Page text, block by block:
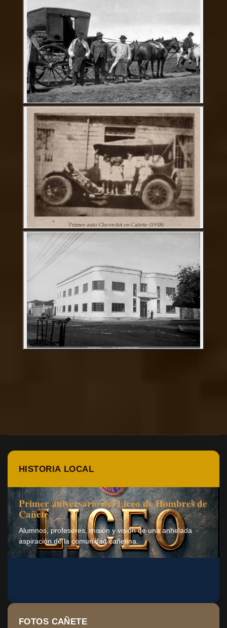
HISTORIA LOCAL
Primer aniversario del Liceo de Hombres de
Cañete
Alumnos, profesores, misión y visión de una anhelada
aspiración de la comunidad cañetina.
FOTOS CAÑETE